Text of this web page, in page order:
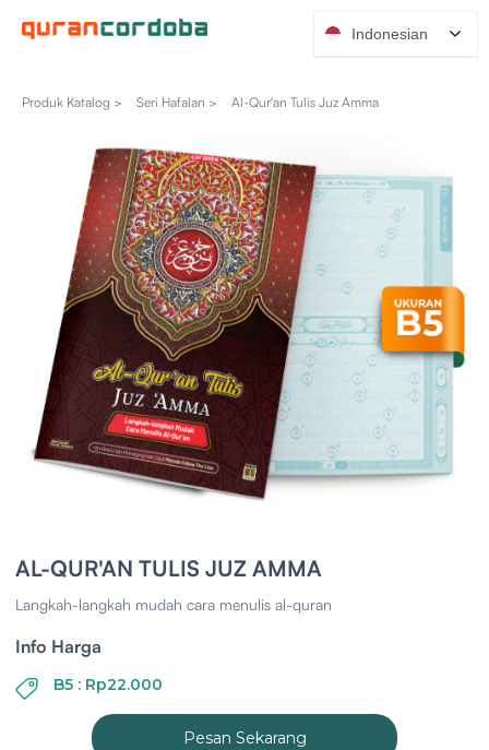
Produk Katalog > Seri Hafalan > Al-Qur'an Tulis Juz Amma
AL-QUR'AN TULIS JUZ AMMA
Langkah-langkah mudah cara menulis al-quran
Info Harga
B5 : Rp22.000
Pesan Sekarang
Indonesian